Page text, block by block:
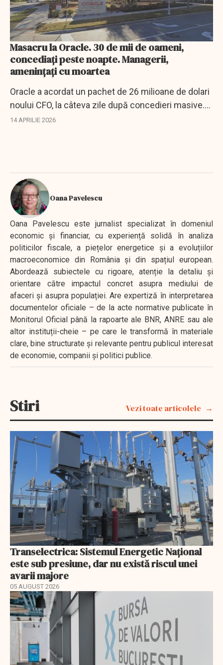
Masacru la Oracle. 30 de mii de oameni,
concediați peste noapte. Managerii,
amenințați cu moartea
Oracle a acordat un pachet de 26 milioane de dolari
noului CFO, la câteva zile după concedieri masive.
Angajații suspectează că un algoritm a vizat
14 APRILIE 2026
Oana Pavelescu
Oana Pavelescu este jurnalist specializat în domeniul
economic și financiar, cu experiență solidă în analiza
politicilor fiscale, a piețelor energetice și a evoluțiilor
macroeconomice din România și din spațiul european.
Abordează subiectele cu rigoare, atenție la detaliu și
orientare către impactul concret asupra mediului de
afaceri și asupra populației. Are expertiză în interpretarea
documentelor oficiale – de la acte normative publicate în
Monitorul Oficial până la rapoarte ale BNR, ANRE sau ale
altor instituții-cheie – pe care le transformă în materiale
clare, bine structurate și relevante pentru publicul interesat
de economie, companii și politici publice.
Stiri Vezi toate articolele
Transelectrica: Sistemul Energetic Național
este sub presiune, dar nu există riscul unei
avarii majore
05 AUGUST 2026